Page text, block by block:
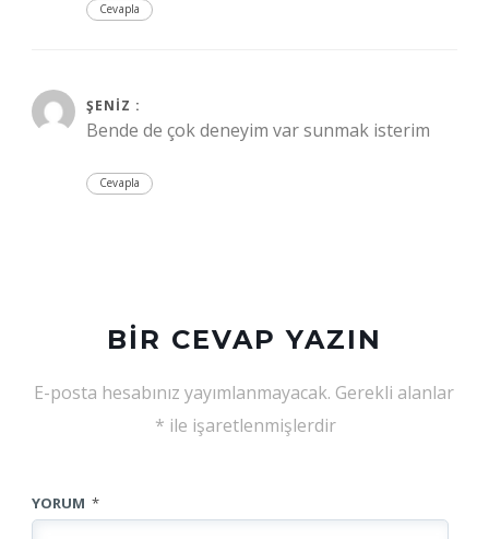
Cevapla
ŞENIZ :
Bende de çok deneyim var sunmak isterim
Cevapla
BIR CEVAP YAZIN
E-posta hesabınız yayımlanmayacak. Gerekli alanlar
* ile işaretlenmişlerdir
YORUM *